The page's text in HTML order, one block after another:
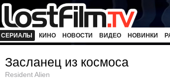
СЕРИАЛЫ КИНО НОВОСТИ ВИДЕО НОВИНКИ
Засланец из космоса
Resident Alien